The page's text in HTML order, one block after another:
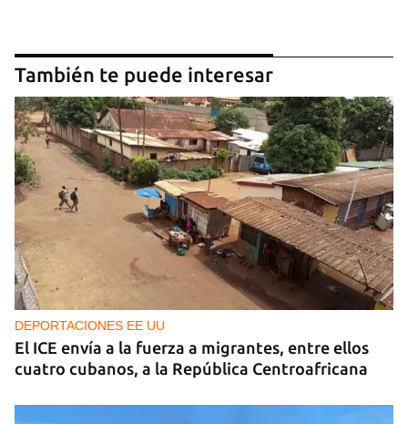
También te puede interesar
DEPORTACIONES EE UU
El ICE envía a la fuerza a migrantes, entre ellos
cuatro cubanos, a la República Centroafricana